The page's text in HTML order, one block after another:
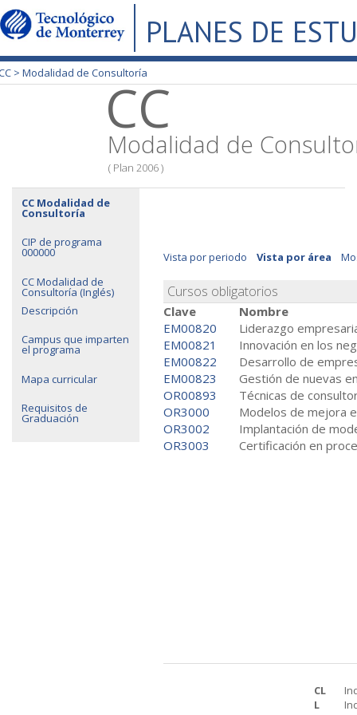
PLANES DE
> Modalidad de Consultoría
CC
Modalidad de
( Plan 2006 )
CC Modalidad de
Consultoría
CIP de programa
000000
CC Modalidad de
Consultoría (Inglés)
Descripción
Campus que imparten
el programa
Mapa curricular
Requisitos de
Graduación
Vista por periodo Vista por área
Cursos obligatorios
Clave
Nombre
EM00820
Liderazgo
EM00821
Innovación en los
EM00822
Desarrollo de
EM00823
Gestión de nuevas
OR00893
Técnicas de
OR3000
Modelos de mejora
OR3002
Implantación de
OR3003
Certificación en
CL
L